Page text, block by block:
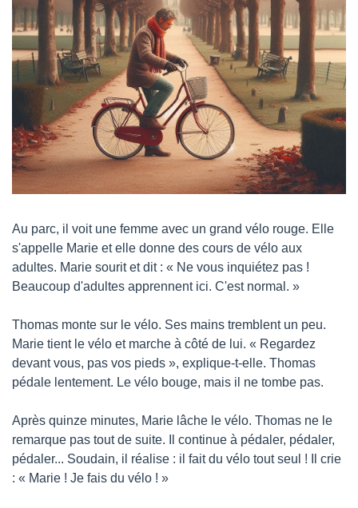
Au parc, il voit une femme avec un grand vélo rouge. Elle
s'appelle Marie et elle donne des cours de vélo aux
adultes. Marie sourit et dit : « Ne vous inquiétez pas !
Beaucoup d'adultes apprennent ici. C'est normal. »
Thomas monte sur le vélo. Ses mains tremblent un peu.
Marie tient le vélo et marche à côté de lui. « Regardez
devant vous, pas vos pieds », explique-t-elle. Thomas
pédale lentement. Le vélo bouge, mais il ne tombe pas.
Après quinze minutes, Marie lâche le vélo. Thomas ne le
remarque pas tout de suite. Il continue à pédaler, pédaler,
pédaler... Soudain, il réalise : il fait du vélo tout seul ! Il crie
: « Marie ! Je fais du vélo ! »